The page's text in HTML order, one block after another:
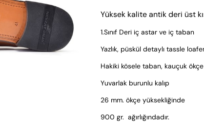
Yüksek kalite antik deri üst
1.Sınıf Deri iç astar ve iç taban
Yazlık, püskül detaylı tassle
Hakiki kösele taban, kauçuk ökçe
Yuvarlak burunlu kalıp
26 mm. ökçe yüksekliğinde
900 gr.  ağırlığındadır.